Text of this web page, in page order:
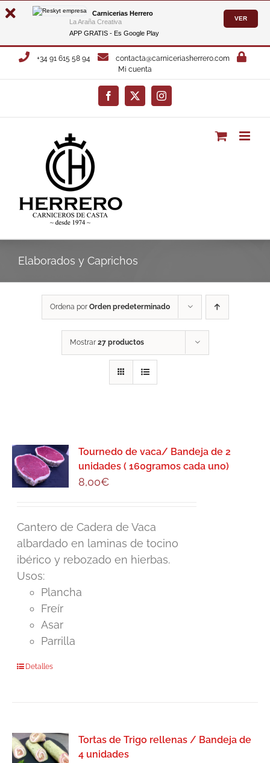
Carnicerias Herrero
La Araña Creativa
APP GRATIS - Es Google Play
VER
Saltar
+34 91 615 58 94
contacta@carniceriasherrero.com
Mi cuenta
Facebook
X Instagram
Elaborados y Caprichos
Ordena por Orden predeterminado
Mostrar 27 productos
Tournedo de vaca/ Bandeja de 2
unidades ( 160gramos cada uno)
8,00€
Cantero de Cadera de Vaca
albardado en laminas de tocino
ibérico y rebozado en hierbas.
Usos:
Plancha
Freír
Asar
Parrilla
Detalles
Tortas de Trigo rellenas / Bandeja de
4 unidades